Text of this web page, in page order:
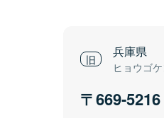
兵庫県
ヒョウゴ
669-5216